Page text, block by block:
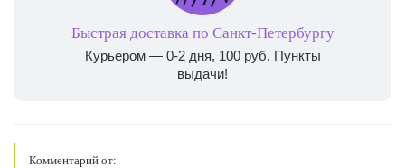
Быстрая доставка по Санкт-Петербургу
Курьером — 0-2 дня, 100 руб. Пункты
выдачи!
Комментарий от: